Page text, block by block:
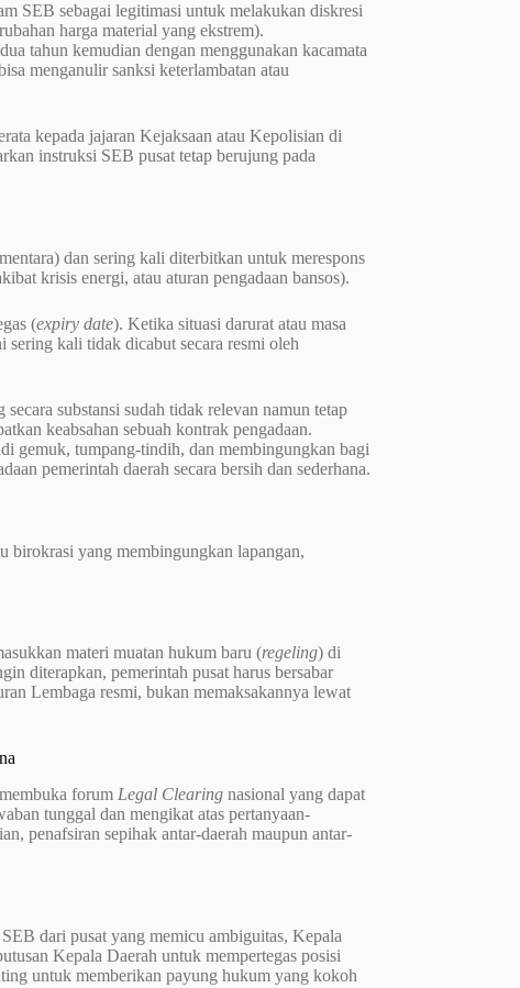
SEB sebagai legitimasi untuk melakukan diskresi
harga material yang ekstrem).
tahun kemudian dengan menggunakan kacamata
menganulir sanksi keterlambatan atau
kepada jajaran Kejaksaan atau Kepolisian di
instruksi SEB pusat tetap berujung pada
dan sering kali diterbitkan untuk merespons
krisis energi, atau aturan pengadaan bansos).
(expiry date). Ketika situasi darurat atau masa
kali tidak dicabut secara resmi oleh
substansi sudah tidak relevan namun tetap
keabsahan sebuah kontrak pengadaan.
gemuk, tumpang-tindih, dan membingungkan bagi
pemerintah daerah secara bersih dan sederhana.
birokrasi yang membingungkan lapangan,
materi muatan hukum baru (regeling) di
diterapkan, pemerintah pusat harus bersabar
Lembaga resmi, bukan memaksakannya lewat
forum Legal Clearingnasional yang dapat
tunggal dan mengikat atas pertanyaan-
penafsiran sepihak antar-daerah maupun antar-
dari pusat yang memicu ambiguitas, Kepala
Kepala Daerah untuk mempertegas posisi
untuk memberikan payung hukum yang kokoh